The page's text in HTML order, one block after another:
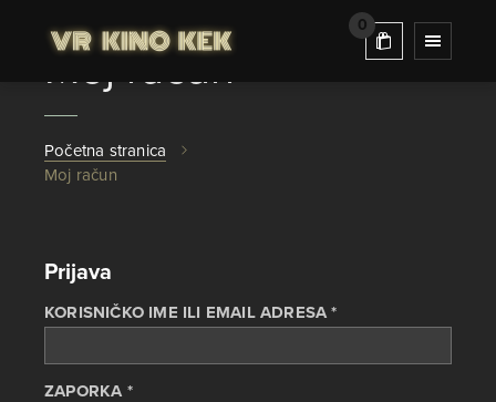
0
Moj račun
Početna stranica
Moj račun
Prijava
KORISNIČKO IME ILI EMAIL ADRESA*OBAVEZNO
ZAPORKA *OBAVEZNO